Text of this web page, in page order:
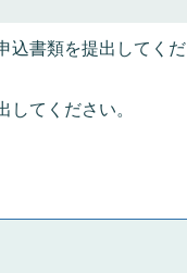
込書類を提出してくだ
てください。